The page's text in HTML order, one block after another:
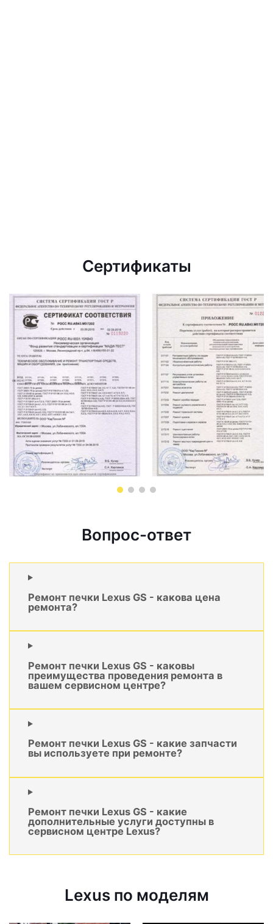
Сертификаты
Вопрос-ответ
Ремонт печки Lexus GS - какова цена
ремонта?
Ремонт печки Lexus GS - каковы
преимущества проведения ремонта в
вашем сервисном центре?
Ремонт печки Lexus GS - какие запчасти
вы используете при ремонте?
Ремонт печки Lexus GS - какие
дополнительные услуги доступны в
сервисном центре Lexus?
Lexus по моделям